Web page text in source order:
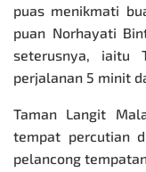
puas menikmati
puan Norhayati
seterusnya, iaitu
perjalanan 5 minit
Taman Langit
tempat percutian
pelancong